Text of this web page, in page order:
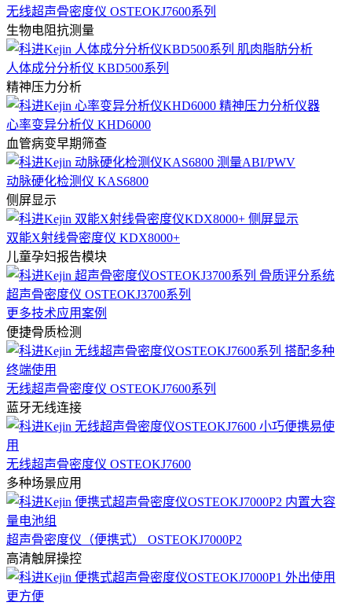
无线超声骨密度仪 OSTEOKJ7600系列
生物电阻抗测量
人体成分分析仪 KBD500系列
精神压力分析
心率变异分析仪 KHD6000
血管病变早期筛查
动脉硬化检测仪 KAS6800
侧屏显示
双能X射线骨密度仪 KDX8000+
儿童孕妇报告模块
超声骨密度仪 OSTEOKJ3700系列
更多技术应用案例
便捷骨质检测
无线超声骨密度仪 OSTEOKJ7600系列
蓝牙无线连接
无线超声骨密度仪 OSTEOKJ7600
多种场景应用
超声骨密度仪（便携式） OSTEOKJ7000P2
高清触屏操控